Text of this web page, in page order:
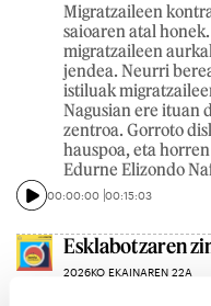
Migratzaileen
saioaren atal
migratzaileen
jendea. Neurri
istiluak
Nagusian ere ituan
zentroa. Gorroto
hauspoa, eta
Edurne Elizondo
00:00:00 00:15:03
Esklabotzaren
2026KO EKAINAREN 22A
Augustin-Zulueta